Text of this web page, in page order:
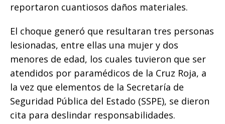
reportaron cuantiosos daños materiales.
El choque generó que resultaran tres personas
lesionadas, entre ellas una mujer y dos
menores de edad, los cuales tuvieron que ser
atendidos por paramédicos de la Cruz Roja, a
la vez que elementos de la Secretaría de
Seguridad Pública del Estado (SSPE), se dieron
cita para deslindar responsabilidades.